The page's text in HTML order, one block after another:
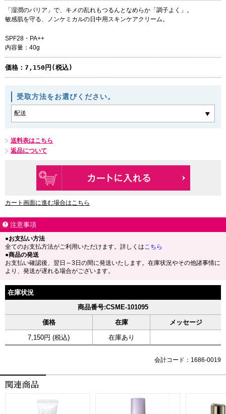
「湿潤のバリア」で、キメの乱れもつるんとなめらか「調子よく」。
敏感肌を守る、ノンケミカルの日中用スキンケアクリーム。
SPF28・PA++
内容量：40g
価格： 7,150円(税込)
受取方法をお選びください。
送料表はこちら
返品について
カート画面に進む場合はこちら
注意事項
●お支払い方法
全てのお支払方法がご利用いただけます。詳しくはこちら
●商品の発送
お支払い確認後、翌日～3日の間に発送いたします。在庫状況やその他諸事情に
より、発送が遅れる場合がございます。
在庫状況
商品番号:CSME-101095
価格
在庫
メッセージ
7,150円 (税込)
在庫あり
会計コード：1686-0019